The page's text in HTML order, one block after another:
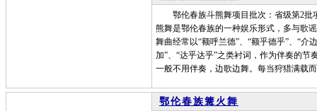
鄂伦春族斗熊舞项目批次：省级第2批
熊舞是鄂伦春族的一种娱乐形式，多与歌
舞曲经常以“额呼兰德”、“额乎德乎”、“介
加”、“达乎达乎”之类衬词，作为伴奏的
一般不用伴奏，边歌边舞。每当狩猎满载
鄂伦春族篝火舞